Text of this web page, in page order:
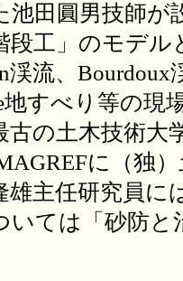
池田圓男技師が
段工」のモデル
渓流、Bourdoux
地すべり等の現
古の土木技術大
に（独
雄主任研究員に
いては「砂防と